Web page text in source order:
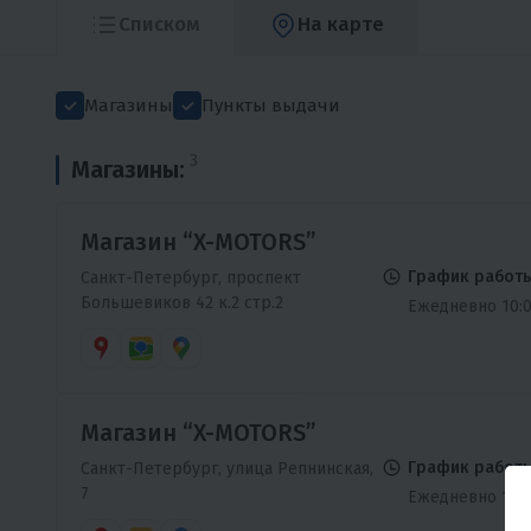
Списком На карте
Магазины Пункты выдачи
Магазины: 3
Магазин “X-MOTORS”
Санкт-Петербург, проспект
Большевиков 42 к.2 стр.2
График
Ежедневно
Магазин “X-MOTORS”
Санкт-Петербург, улица Репнинская,
7
График
Ежедневно